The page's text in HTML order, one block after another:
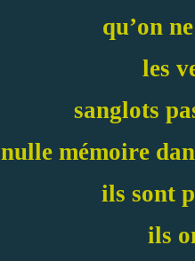
qu’on
les
sanglots
nulle mémoire
ils sont
ils